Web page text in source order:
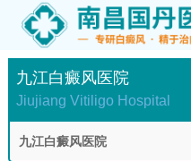
九江白癜风医院
Jiujiang Vitiligo Hospital
九江白癜风医院